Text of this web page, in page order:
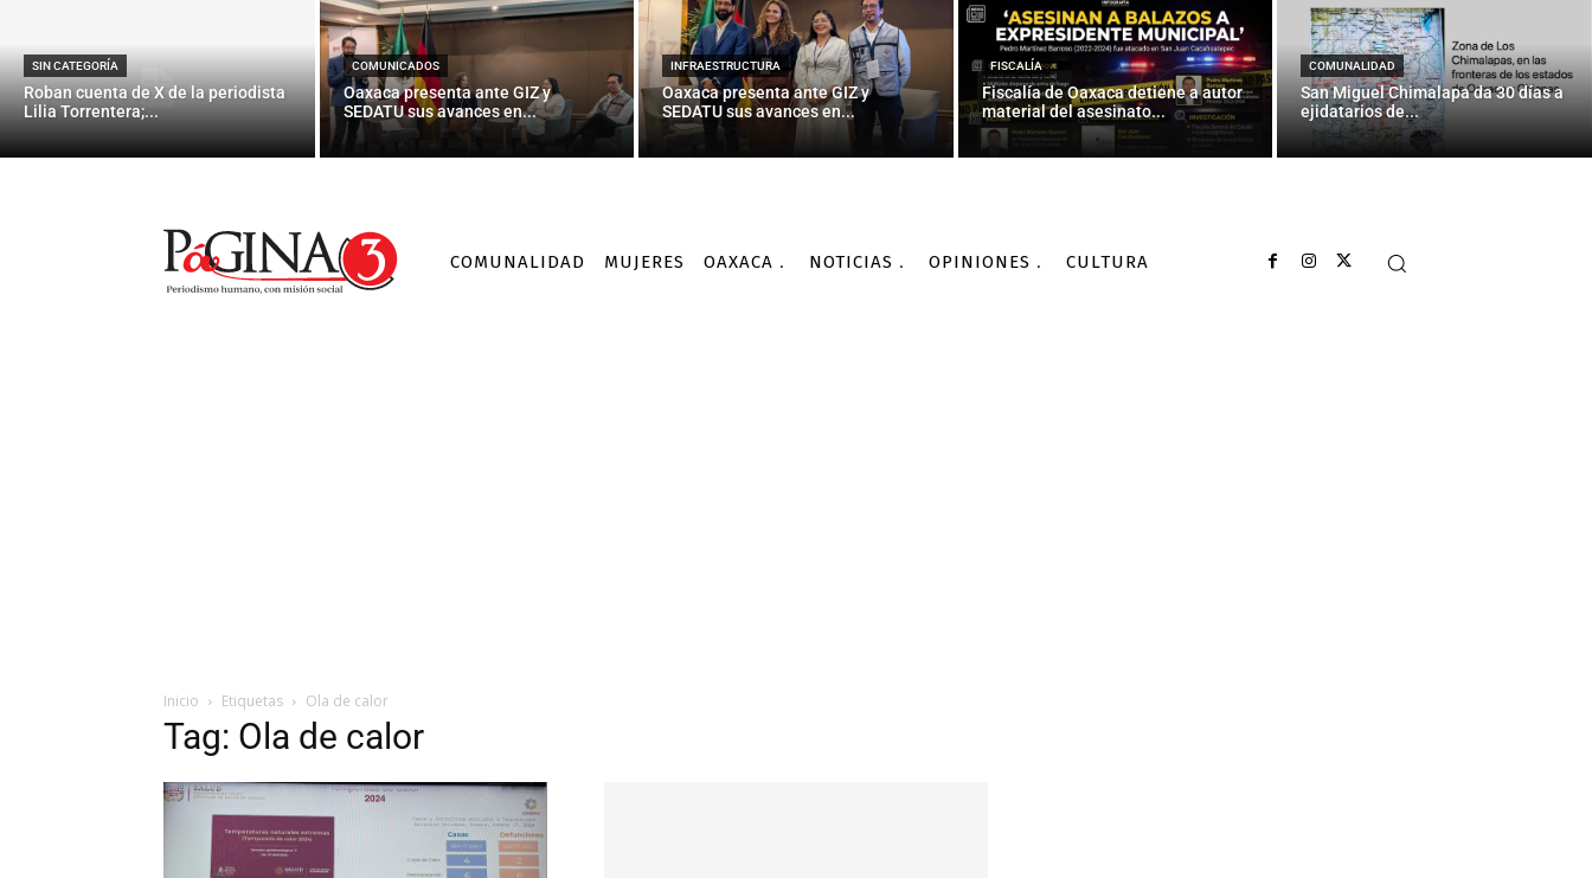
SIN CATEGORÍA
Roban cuenta de X de la periodista
Lilia Torrentera;...
COMUNICADOS
Oaxaca presenta ante GIZ y
SEDATU sus avances en...
INFRAESTRUCTURA
Oaxaca presenta ante GIZ y
SEDATU sus avances en...
FISCALÍA
Fiscalía de Oaxaca detiene a autor
material del asesinato...
COMUNALIDAD
San Miguel Chimalapa da 30 días a
ejidatarios de...
COMUNALIDAD MUJERES OAXACA NOTICIAS OPINIONES CULTURA
Inicio Etiquetas Ola de calor
Tag: Ola de calor